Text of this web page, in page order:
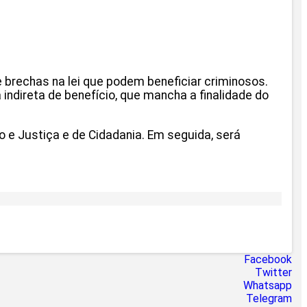
na lei que podem beneficiar criminosos.
de benefício, que mancha a finalidade do
Justiça e de Cidadania. Em seguida, será
Facebook
Twitter
Whatsapp
Telegram